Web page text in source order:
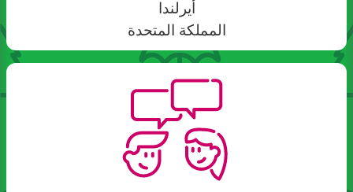
أيرلندا
المملكة المتحدة